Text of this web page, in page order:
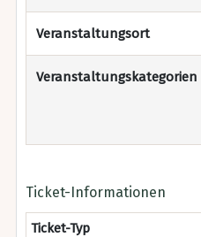
Veranstaltungsort
Veranstaltungskategorien
Ticket-Informationen
Ticket-Typ